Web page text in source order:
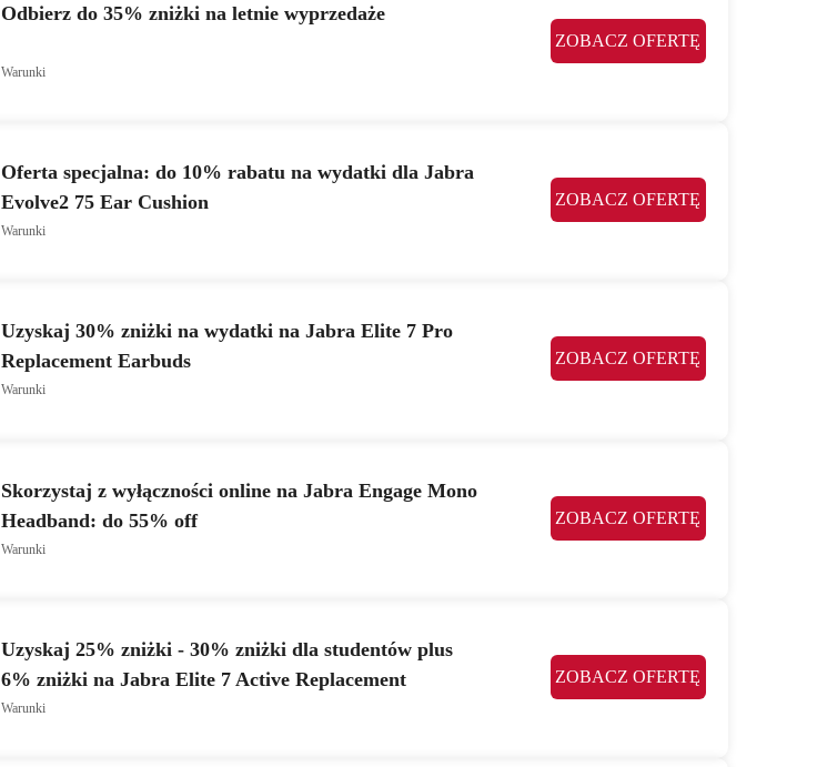
Odbierz do 35% zniżki na letnie wyprzedaże
ZOBACZ OFERTĘ
Warunki
Oferta specjalna: do 10% rabatu na wydatki dla Jabra
Evolve2 75 Ear Cushion
ZOBACZ OFERTĘ
Warunki
Uzyskaj 30% zniżki na wydatki na Jabra Elite 7 Pro
Replacement Earbuds
ZOBACZ OFERTĘ
Warunki
Skorzystaj z wyłączności online na Jabra Engage Mono
Headband: do 55% off
ZOBACZ OFERTĘ
Warunki
Uzyskaj 25% zniżki - 30% zniżki dla studentów plus
6% zniżki na Jabra Elite 7 Active Replacement
Earbuds
ZOBACZ OFERTĘ
Warunki